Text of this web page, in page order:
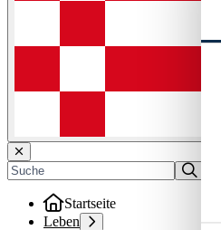
Startseite
Leben